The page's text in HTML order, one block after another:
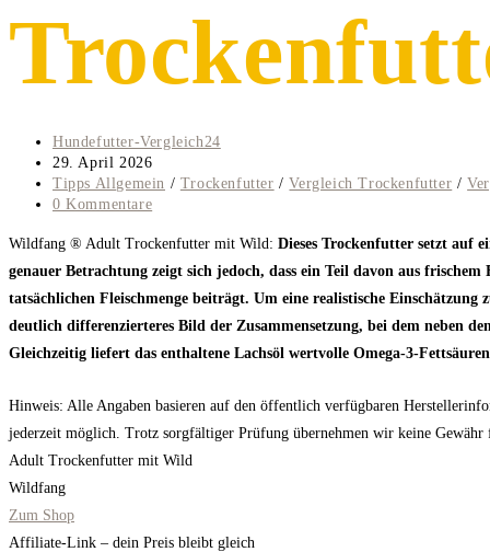
Beitrags-
Autor:
Hundefutter-Vergleich24
Beitrag
veröffentlicht:
29. April 2026
Beitrags-
Kategorie:
Tipps Allgemein / Trockenfutter / Vergleich Trockenfutter /
Beitrags-
0 Kommentare
Wildfang ® Adult Trockenfutter mit Wild: Dieses Trockenfutter setzt auf
genauer Betrachtung zeigt sich jedoch, dass ein Teil davon aus
tatsächlichen Fleischmenge beiträgt. Um eine realistische
deutlich differenzierteres Bild der Zusammensetzung, bei dem neben
Gleichzeitig liefert das enthaltene Lachsöl wertvolle Omega-3-
Hinweis: Alle Angaben basieren auf den öffentlich verfügbaren
jederzeit möglich. Trotz sorgfältiger Prüfung übernehmen wir keine
Adult Trockenfutter mit Wild
Wildfang
Zum Shop
Affiliate-Link – dein Preis bleibt gleich